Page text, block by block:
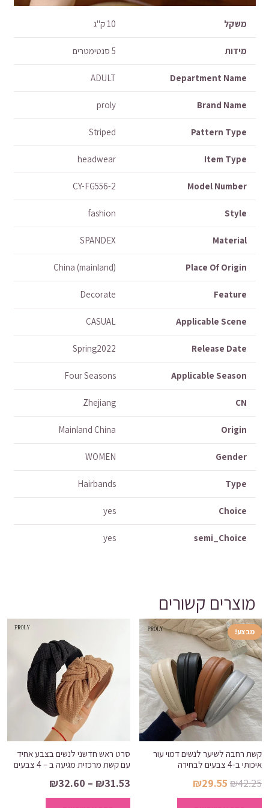
משקל 10 ק"ג
מידות 5 סנטימטרים
Department Name
ADULT
Brand Name
proly
Pattern Type
Striped
Item Type
headwear
Model Number
CY-FG556-2
Style
fashion
Material
SPANDEX
Place Of Origin
China (mainland)
Feature
Decorate
Applicable Scene
CASUAL
Release Date
Spring2022
Applicable Season
Four Seasons
CN
Zhejiang
Origin
Mainland China
Gender
WOMEN
Type
Hairbands
Choice
yes
semi_Choice
yes
מוצרים קשורים
מבצע!
קשת רחבה לשיער לנשים דמוי עור
איכותי ב-4 צבעים לבחירה
₪42.25
המחיר
המקורי
₪29.55
הנוכחי
סרט ראש חדשני לנשים בצבע אחיד
עם קשת מרכזית מגיעה ב – 4 צבעים
₪31.53
–
₪32.60
מחירים: